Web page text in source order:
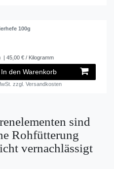
100g
| 45,00 € / Kilogramm
In den Warenkorb
zzgl.Versandkosten
sind
Rohfütterung
vernachlässigt